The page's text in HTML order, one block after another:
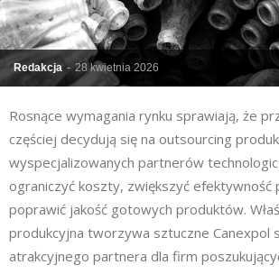
Redakcja - 28 kwietnia 2026
Rosnące wymagania rynku sprawiają, że
częściej decydują się na outsourcing
wyspecjalizowanych partnerów
ograniczyć koszty, zwiększyć efektywność
poprawić jakość gotowych produktów.
produkcyjna tworzywa sztuczne Canexpol
atrakcyjnego partnera dla firm